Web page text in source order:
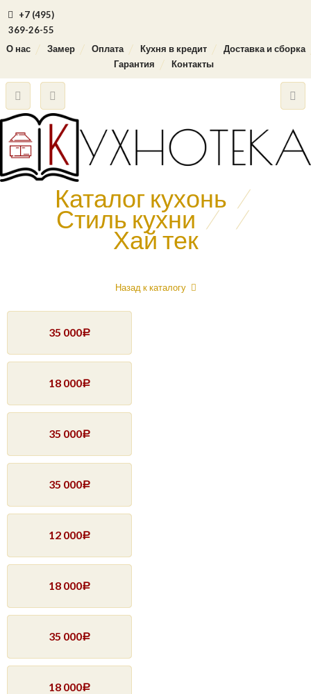
+7 (495)
369-26-55
О нас
Замер Оплата Кухня в кредит
Доставка и сборка
Гарантия
Контакты
Каталог кухонь /
Стиль кухни / /
Хай тек
Назад к каталогу
35 000Р
18 000Р
35 000Р
35 000Р
12 000Р
18 000Р
35 000Р
18 000Р